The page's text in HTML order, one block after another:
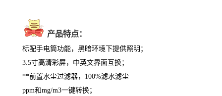
产品特点：
标配手电筒功能，黑暗环境下提供照明；
3.5寸高清彩屏， 中英文界面互换；
**前置水尘过滤器， 100%滤水滤尘
ppm和mg/m3一键转换；